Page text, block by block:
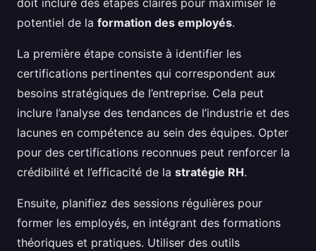
doit inclure des étapes claires pour maximiser le
potentiel de la formation des employés.
La première étape consiste à identifier les
certifications pertinentes qui correspondent aux
besoins stratégiques de l’entreprise. Cela peut
inclure l’analyse des tendances de l’industrie et des
lacunes en compétence au sein des équipes. Opter
pour des certifications reconnues peut renforcer la
crédibilité et l’efficacité de la stratégie RH.
Ensuite, planifiez des sessions régulières pour
former les employés, en intégrant des formations
théoriques et pratiques. Utiliser des outils